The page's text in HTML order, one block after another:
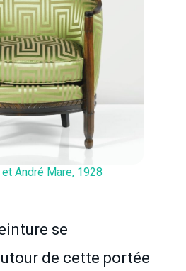
André Mare, 1928
se
de cette portée